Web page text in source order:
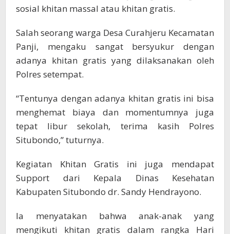
sosial khitan massal atau khitan gratis.
Salah seorang warga Desa Curahjeru Kecamatan
Panji, mengaku sangat bersyukur dengan
adanya khitan gratis yang dilaksanakan oleh
Polres setempat.
“Tentunya dengan adanya khitan gratis ini bisa
menghemat biaya dan momentumnya juga
tepat libur sekolah, terima kasih Polres
Situbondo,” tuturnya.
Kegiatan Khitan Gratis ini juga mendapat
Support dari Kepala Dinas Kesehatan
Kabupaten Situbondo dr. Sandy Hendrayono.
Ia menyatakan bahwa anak-anak yang
mengikuti khitan gratis dalam rangka Hari